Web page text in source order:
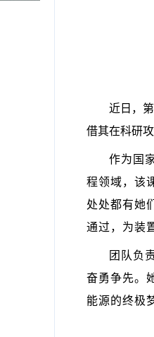
近日，
借其在科研
作为国
程领域，该
处处都有她
通过，为装
团队负
奋勇争先。
能源的终极